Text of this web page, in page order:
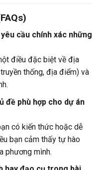
cầu chính xác những
điều đặc biệt về địa
thống, địa điểm) và
đề phù hợp cho dự án
có kiến thức hoặc dễ
bạn cảm thấy tự hào
phương mình.